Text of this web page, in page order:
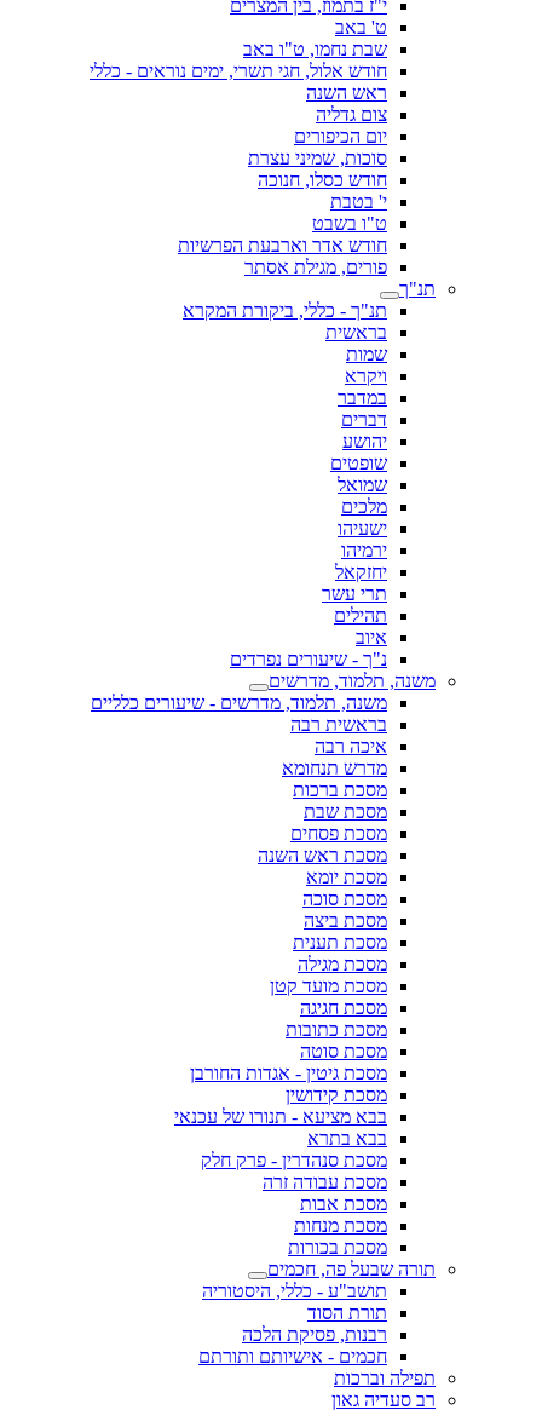
י"ז בתמוז, בין המצרים
ט' באב
שבת נחמו, ט"ו באב
חודש אלול, חגי תשרי, ימים נוראים - כללי
ראש השנה
צום גדליה
יום הכיפורים
סוכות, שמיני עצרת
חודש כסלו, חנוכה
י' בטבת
ט"ו בשבט
חודש אדר וארבעת הפרשיות
פורים, מגילת אסתר
תנ"ך
תנ"ך - כללי, ביקורת המקרא
בראשית
שמות
ויקרא
במדבר
דברים
יהושע
שופטים
שמואל
מלכים
ישעיהו
ירמיהו
יחזקאל
תרי עשר
תהילים
איוב
נ"ך - שיעורים נפרדים
משנה, תלמוד, מדרשים
משנה, תלמוד, מדרשים - שיעורים כלליים
בראשית רבה
איכה רבה
מדרש תנחומא
מסכת ברכות
מסכת שבת
מסכת פסחים
מסכת ראש השנה
מסכת יומא
מסכת סוכה
מסכת ביצה
מסכת תענית
מסכת מגילה
מסכת מועד קטן
מסכת חגיגה
מסכת כתובות
מסכת סוטה
מסכת גיטין - אגדות החורבן
מסכת קידושין
בבא מציעא - תנורו של עכנאי
בבא בתרא
מסכת סנהדרין - פרק חלק
מסכת עבודה זרה
מסכת אבות
מסכת מנחות
מסכת בכורות
תורה שבעל פה, חכמים
תושב"ע - כללי, היסטוריה
תורת הסוד
רבנות, פסיקת הלכה
חכמים - אישיותם ותורתם
תפילה וברכות
רב סעדיה גאון